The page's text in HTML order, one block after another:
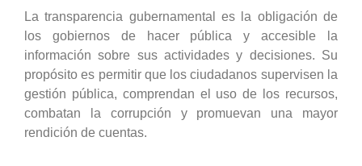
La transparencia gubernamental es la obligación de
los gobiernos de hacer pública y accesible la
información sobre sus actividades y decisiones. Su
propósito es permitir que los ciudadanos supervisen la
gestión pública, comprendan el uso de los recursos,
combatan la corrupción y promuevan una mayor
rendición de cuentas.